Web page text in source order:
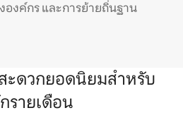
งค์กร และการย้ายถิ่นฐาน
ะดวกยอดนิยมสำหรับ
รายเดือน